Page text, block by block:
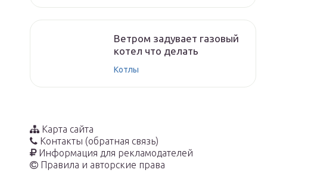
Ветром задувает газовый
котел что делать
Котлы
Карта сайта
Контакты (обратная связь)
Информация для рекламодателей
Правила и авторские права